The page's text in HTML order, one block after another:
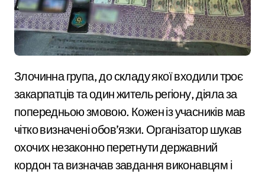
Злочинна група, до складу якої входили троє
закарпатців та один житель регіону, діяла за
попередньою змовою. Кожен із учасників мав
чітко визначені обов’язки. Організатор шукав
охочих незаконно перетнути державний
кордон та визначав завдання виконавцям і